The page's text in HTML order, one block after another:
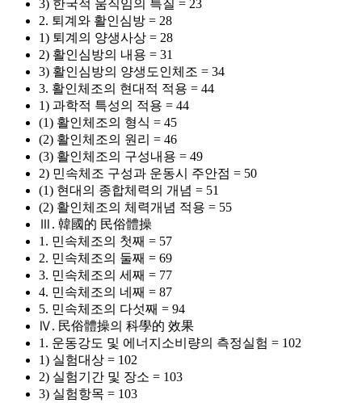
3) 한국적 움직임의 특질 = 23
2. 퇴계와 활인심방 = 28
1) 퇴계의 양생사상 = 28
2) 활인심방의 내용 = 31
3) 활인심방의 양생도인체조 = 34
3. 활인체조의 현대적 적용 = 44
1) 과학적 특성의 적용 = 44
(1) 활인체조의 형식 = 45
(2) 활인체조의 원리 = 46
(3) 활인체조의 구성내용 = 49
2) 민속체조 구성과 운동시 주안점 = 50
(1) 현대의 종합체력의 개념 = 51
(2) 활인체조의 체력개념 적용 = 55
Ⅲ. 韓國的 民俗體操
1. 민속체조의 첫째 = 57
2. 민속체조의 둘째 = 69
3. 민속체조의 세째 = 77
4. 민속체조의 네째 = 87
5. 민속체조의 다섯째 = 94
Ⅳ. 民俗體操의 科學的 效果
1. 운동강도 및 에너지소비량의 측정실험 = 102
1) 실험대상 = 102
2) 실험기간 및 장소 = 103
3) 실험항목 = 103